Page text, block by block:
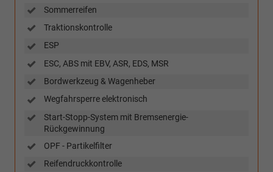
Sommerreifen
Traktionskontrolle
ESP
ESC, ABS mit EBV, ASR, EDS, MSR
Bordwerkzeug & Wagenheber
Wegfahrsperre elektronisch
Start-Stopp-System mit Bremsenergie-
Rückgewinnung
OPF - Partikelfilter
Reifendruckkontrolle